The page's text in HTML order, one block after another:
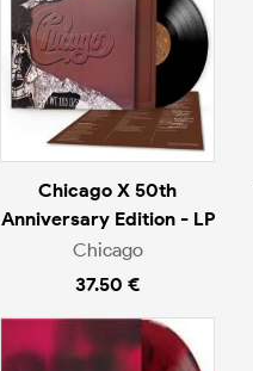
Chicago X 50th
Anniversary Edition - LP
Chicago
37.50 €